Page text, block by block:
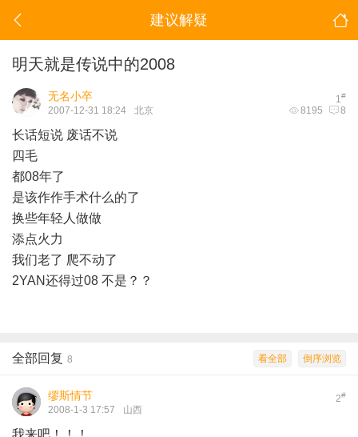
建议解疑
明天就是传说中的2008
1#
无名小卒
8195 8
2007-12-31 18:24 北京
长话短说 废话不说
四毛
都08年了
是该作作手术什么的了
换些年轻人做做
添点火力
我们老了 爬不动了
2YAN还得过08 不是？？
倒序浏览
看全部
全部回复 8
2#
缪斯情节
2008-1-3 17:57 山西
我来吧！！！